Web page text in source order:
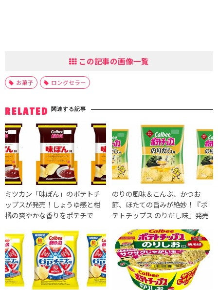
この記事の画像一覧
お菓子 ロングセラー
RELATED 関連する記事
ミツカン「味ぽん」のポテトチ
ップスが発売！しょうゆ感と柑
橘の爽やかな香りをポテチで
のりの風味＆こんぶ、かつお
節、ほたての旨みが絶妙！『ポ
テトチップス のりだし味』発売